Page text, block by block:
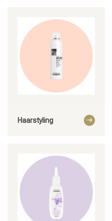
Haarstyling